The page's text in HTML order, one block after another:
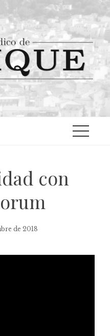
con
de 2018